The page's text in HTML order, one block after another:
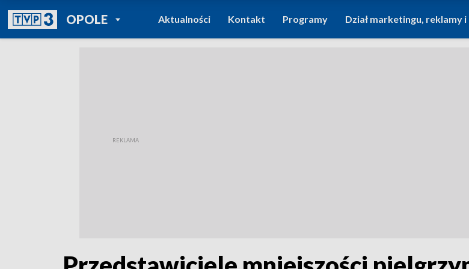
OPOLEPOWRÓT DO
TVP REGIONY
Aktualności Kontakt Programy Dział marketingu, reklamy